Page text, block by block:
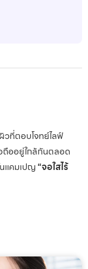
วที่ตอบโจทย์ไลฟ์
ถืออยู่ใกล้กันตลอด
แคมเปญ“จอใสไร้